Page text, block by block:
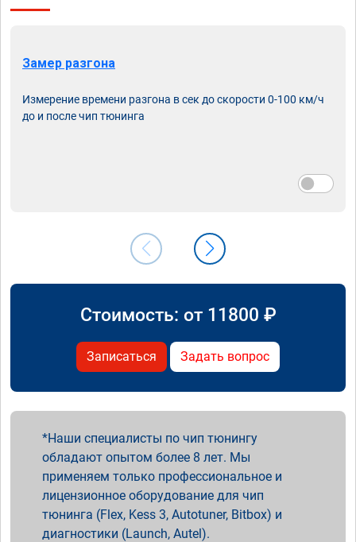
Замер разгона
Измерение времени разгона в сек до скорости 0-100 км/ч
до и после чип тюнинга
Стоимость: от 11800 ₽
Записаться Задать вопрос
Наши специалисты по чип тюнингу
обладают опытом более 8 лет. Мы
применяем только профессиональное и
лицензионное оборудование для чип
тюнинга (Flex, Kess 3, Autotuner, Bitbox) и
диагностики (Launch, Autel).